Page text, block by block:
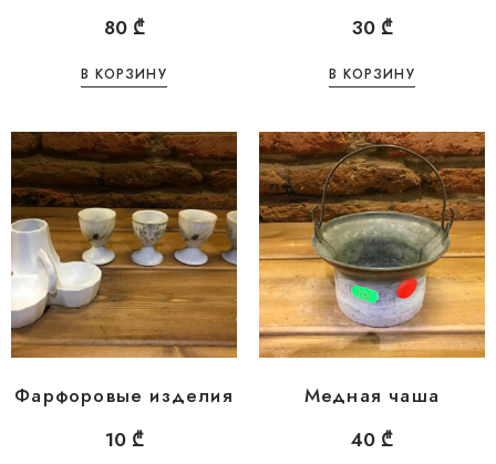
80 ₾
В КОРЗИНУ
30 ₾
В КОРЗИНУ
Фарфоровые изделия
10 ₾
Медная чаша
40 ₾